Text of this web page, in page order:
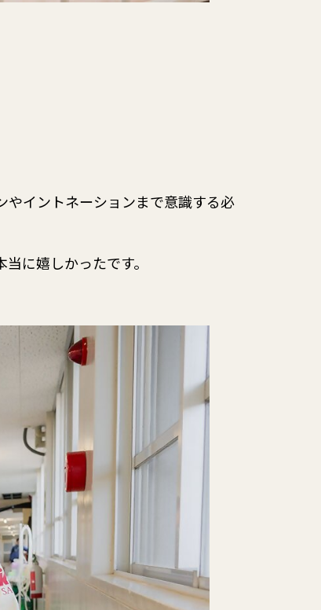
やイントネーションまで意識する必
に嬉しかったです。